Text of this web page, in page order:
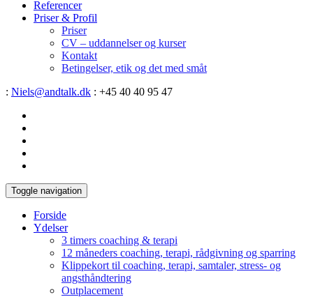
Referencer
Priser & Profil
Priser
CV – uddannelser og kurser
Kontakt
Betingelser, etik og det med småt
: Niels@andtalk.dk : +45 40 40 95 47
Toggle navigation
Forside
Ydelser
3 timers coaching & terapi
12 måneders coaching, terapi, rådgivning og sparring
Klippekort til coaching, terapi, samtaler, stress- og
angsthåndtering
Outplacement